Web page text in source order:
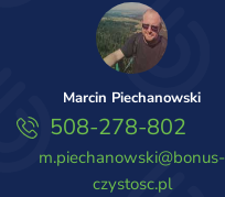
Marcin Piechanowski
508-278-802
m.piechanowski@bonus-
czystosc.pl